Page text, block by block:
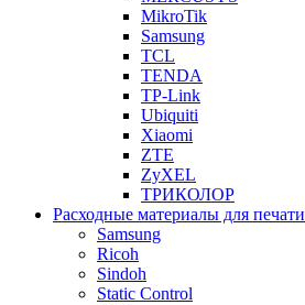
MikroTik
Samsung
TCL
TENDA
TP-Link
Ubiquiti
Xiaomi
ZTE
ZyXEL
ТРИКОЛОР
Расходные материалы для печати
Samsung
Ricoh
Sindoh
Static Control